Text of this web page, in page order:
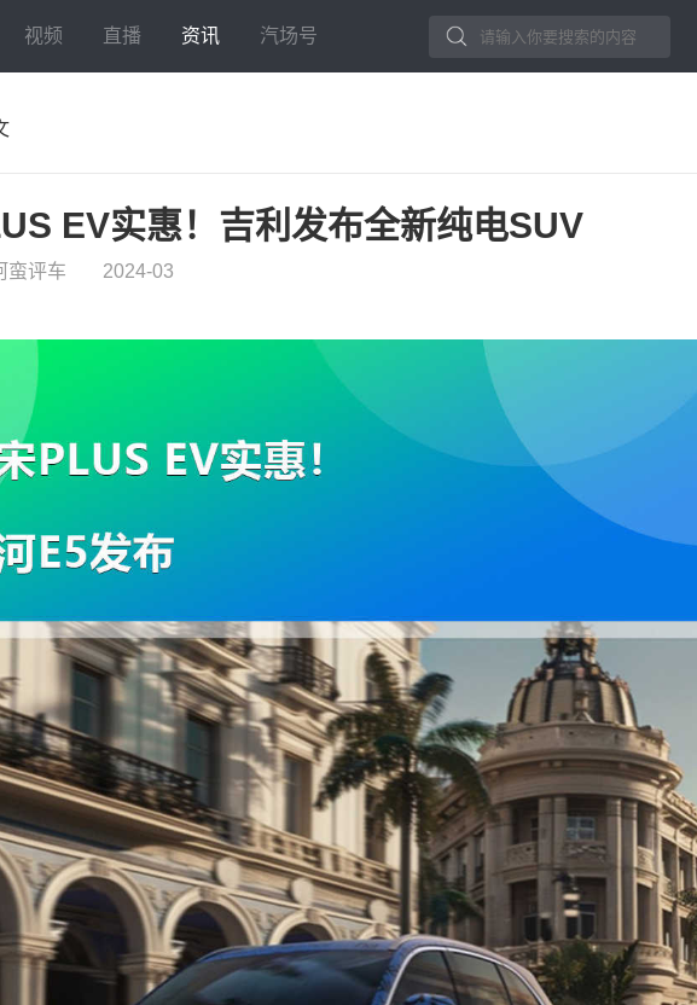
视频 直播 资讯 汽场号
EV实惠！吉利发布全新纯电SUV
蛮评车 2024-03